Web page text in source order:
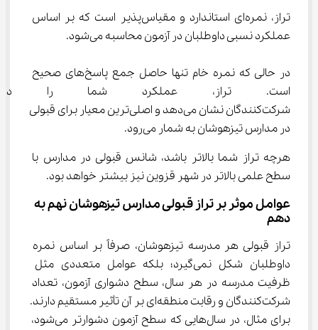
تراز، نمره‌ای استاندارد و مقیاس‌پذیر است که بر اساس
عملکرد نسبی داوطلبان در آزمون محاسبه می‌شود.
در حالی که نمره خام تنها حاصل جمع پاسخ‌های صحیح
است. تراز، عملکرد شما را
شرکت‌کنندگان نشان می‌دهد و اصلی‌ترین معیار برای قبولی
در مدارس تیزهوشان به شمار می‌رود.
هرچه تراز شما بالاتر باشد، شانس قبولی در مدارس با
سطح علمی بالاتر در شهر قزوین نیز بیشتر خواهد بود.
عوامل موثر بر تراز قبولی مدارس تیزهوشان نهم به
دهم
تراز قبولی هر مدرسه تیزهوشان، صرفاً بر اساس نمره
داوطلبان شکل نمی‌گیرد؛ بلکه عوامل متعددی مثل
ظرفیت مدرسه در هر سال، سطح دشواری آزمون، تعداد
شرکت‌کنندگان و رقابت منطقه‌ای بر آن تأثیر مستقیم دارند.
برای مثال، در سال‌هایی که سطح آزمون دشوارتر می‌شود،